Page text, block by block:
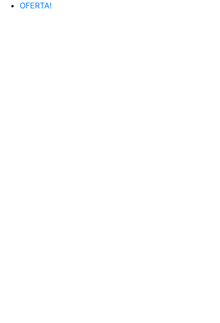
OFERTA!